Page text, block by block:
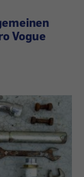
Vogue